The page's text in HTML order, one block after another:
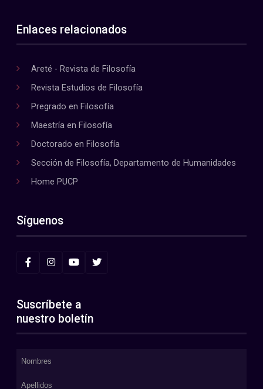
Enlaces relacionados
Areté - Revista de Filosofía
Revista Estudios de Filosofía
Pregrado en Filosofía
Maestría en Filosofía
Doctorado en Filosofía
Sección de Filosofía, Departamento de Humanidades
Home PUCP
Síguenos
Suscríbete a
nuestro boletín